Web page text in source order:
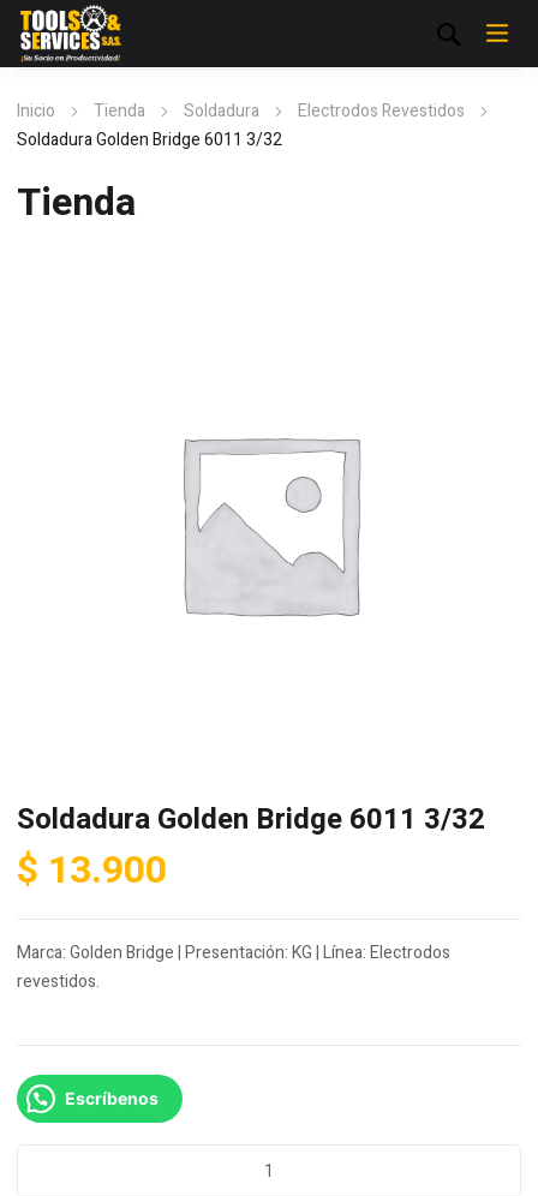
Inicio Tienda Soldadura
Electrodos Revestidos
Soldadura Golden Bridge 6011 3/32
Tienda
Soldadura Golden Bridge 6011 3/32
$ 13.900
Marca: Golden Bridge | Presentación: KG | Línea: Electrodos
revestidos.
Escríbenos